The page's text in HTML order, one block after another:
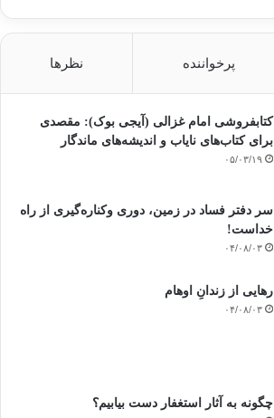
پرخواننده نظرها
کتابفروشی امام غزالی (آیجی بوک): مقصدی
برای کتاب‌های نایاب و اندیشه‌های ماندگار
۰۵/۰۳/۱۹
سر دفتر فساد در زمین‌، دوری وکناره‌گیری از راه
خداست‌!
۰۴/۰۸/۰۳
رهایی از زندانِ اوهام
۰۴/۰۸/۰۳
چگونه به آثار استغفار دست بیابیم؟